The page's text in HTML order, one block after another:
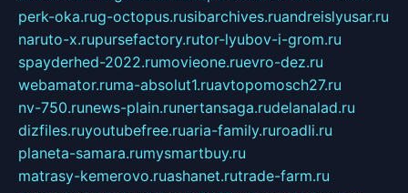
perk-oka.rug-octopus.rusibarchives.ruandreislyusar.ru
naruto-x.rupursefactory.rutor-lyubov-i-grom.ru
spayderhed-2022.rumovieone.ruevro-dez.ru
webamator.ruma-absolut1.ruavtopomosch27.ru
nv-750.runews-plain.runertansaga.rudelanalad.ru
dizfiles.ruyoutubefree.ruaria-family.ruroadli.ru
planeta-samara.rumysmartbuy.ru
matrasy-kemerovo.ruashanet.rutrade-farm.ru